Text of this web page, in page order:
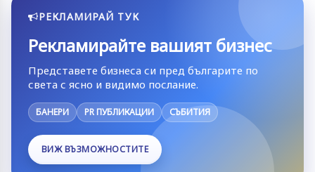
РЕКЛАМИРАЙ ТУК
Рекламирайте вашият бизнес
Представете бизнеса си пред българите по
света с ясно и видимо послание.
БАНЕРИ PR ПУБЛИКАЦИИ СЪБИТИЯ
ВИЖ ВЪЗМОЖНОСТИТЕ